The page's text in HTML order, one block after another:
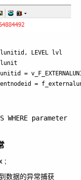
LEVEL lvl
=
=
WHERE parameter =
;
数据的异常捕获